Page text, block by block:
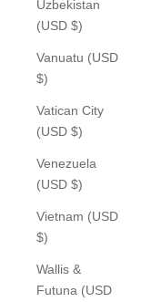
Uzbekistan
(USD $)
Vanuatu (USD
$)
Vatican City
(USD $)
Venezuela
(USD $)
Vietnam (USD
$)
Wallis &
Futuna (USD